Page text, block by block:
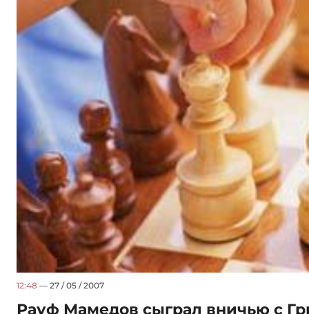
12:48 — 27 / 05 / 2007
Рауф Мамедов сыграл вничью с